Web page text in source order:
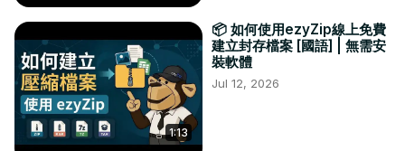
1:13
📦 如何使用ezyZip線上免費
建立封存檔案 [國語] | 無需安
裝軟體
Jul 12, 2026